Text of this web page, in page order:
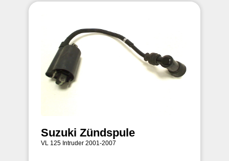
Suzuki Zündspule
VL 125 Intruder 2001-2007